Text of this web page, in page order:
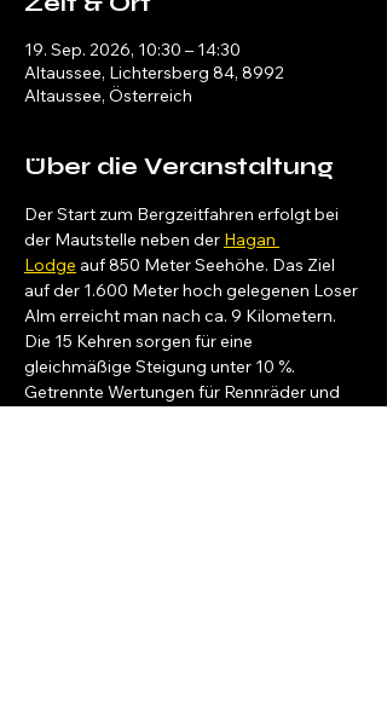
19. Sep. 2026, 10:30 – 14:30
Altaussee, Lichtersberg 84, 8992
Altaussee, Österreich
Über die Veranstaltung
Der Start zum Bergzeitfahren erfolgt bei
der Mautstelle neben der Hagan
Lodge auf 850 Meter Seehöhe. Das Ziel
auf der 1.600 Meter hoch gelegenen Loser
Alm erreicht man nach ca. 9 Kilometern.
Die 15 Kehren sorgen für eine
gleichmäßige Steigung unter 10 %.
Getrennte Wertungen für Rennräder und